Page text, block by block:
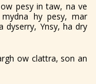
pesy in taw, na ve
hy pesy, mar
dyserry, Ynsy, ha dry
ow clattra, son an